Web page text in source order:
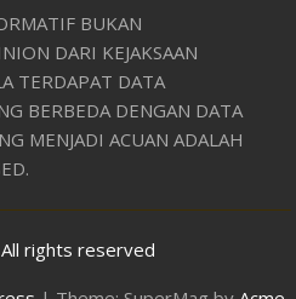
BUKAN
DARI KEJAKSAAN
TERDAPAT DATA
BERBEDA DENGAN DATA
MENJADI ACUAN ADALAH
rights reserved